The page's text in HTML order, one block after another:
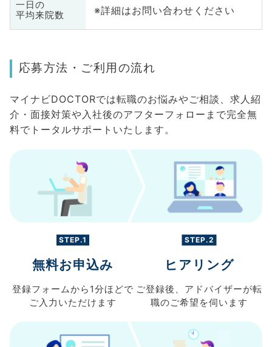
一日の
平均来院数
※詳細はお問い合わせください
応募方法・ご利用の流れ
マイナビDOCTORでは転職のお悩みやご相談、求人紹
介・面接対策や入社後のアフターフォローまで完全無
料でトータルサポートいたします。
STEP.1
無料お申込み
登録フォームから 1分ほどで
ご入力 いただけます
STEP.2
ヒアリング
ご登録後、 アドバイザーが転
職のご希望を伺います